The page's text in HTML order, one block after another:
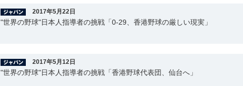
2017年5月22日
"世界の野球"日本人指導者の挑戦「0-29、香港野球の厳しい現実」
2017年5月12日
"世界の野球"日本人指導者の挑戦「香港野球代表団、仙台へ」